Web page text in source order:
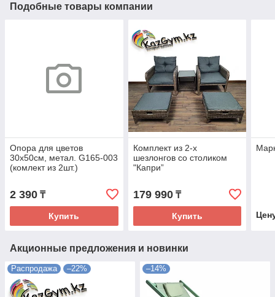
Подобные товары компании
Опора для цветов
30х50см, метал. G165-003
(комлект из 2шт.)
2 390 ₸
Купить
Комплект из 2-х
шезлонгов со столиком
"Капри”
179 990₸
Купить
Акционные предложения и новинки
Распродажа –22% –14%